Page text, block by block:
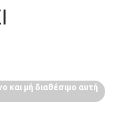
και μή διαθέσιμο αυτή